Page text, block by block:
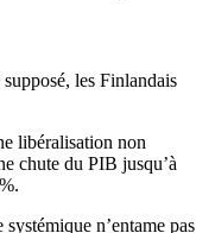
les Finlandais
libéralisation non
chute du PIB jusqu’à
n’entame pas